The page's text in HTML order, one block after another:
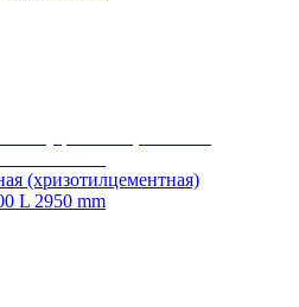
(хризотилцементная)
L 2950 mm